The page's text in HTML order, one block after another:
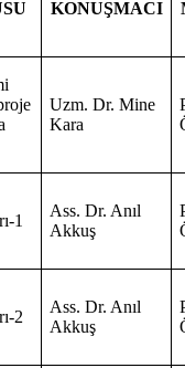
KONUŞMACI
Uzm. Dr. Mine
Kara
1
Ass. Dr. Anıl
Akkuş
2
Ass. Dr. Anıl
Akkuş